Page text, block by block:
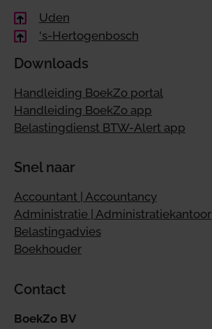
Uden
's-Hertogenbosch
Downloads
Handleiding BoekZo portal
Handleiding BoekZo app
Belastingdienst BTW-Alert app
Snel naar
Accountant | Accountancy
Administratie | Administratiekantoor
Belastingadvies
Boekhouder
Contact
BoekZo BV